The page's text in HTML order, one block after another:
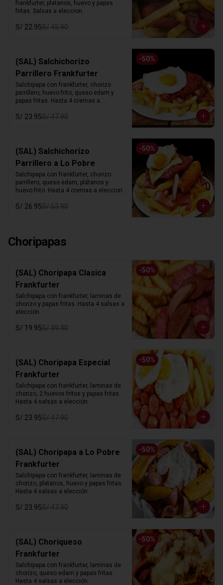
frankfurter, platanos, huevo y papas
fritas. Salsas a eleccion.
S/ 22.95S/ 45.90
-50%
(SAL) Salchichorizo
Parrillero Frankfurter
Salchipapa con frankfurter, chorizo
parrillero, huevo frito, queso edam y
papas fritas. Hasta 4 cremas a
S/ 23.95S/ 47.90
-50%
(SAL) Salchichorizo
Parrillero a Lo Pobre
Salchipapa con frankfurter, chorizo
parrillero, queso edam, plátanos y
huevo frito. Hasta 4 cremas a eleccion.
S/ 26.95S/ 53.90
Choripapas
-50%
(SAL) Choripapa Clasica
Frankfurter
Salchipapa con frankfurter, laminas de
chorizo y papas fritas. Hasta 4 salsas a
elección.
S/ 19.95S/ 39.90
-50%
(SAL) Choripapa Especial
Frankfurter
Salchipapa con frankfurter, laminas de
chorizo, 2 huevos fritos y papas fritas.
Hasta 4 salsas a elección.
S/ 23.95S/ 47.90
-50%
(SAL) Choripapa a Lo Pobre
Frankfurter
Salchipapa con frankfurter, laminas de
chorizo, platanos, huevo y papas fritas.
Hasta 4 salsas a elección.
S/ 23.95S/ 47.90
-50%
(SAL) Choriqueso
Frankfurter
Salchipapa con frankfurter, laminas de
chorizo, queso edam y papas fritas.
Hasta 4 salsas a elección.